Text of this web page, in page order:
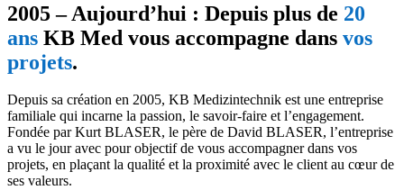
2005 – Aujourd’hui : Depuis plus de 20
ans KB Med vous accompagne dans vos
projets.
Depuis sa création en 2005, KB Medizintechnik est une entreprise
familiale qui incarne la passion, le savoir-faire et l’engagement.
Fondée par Kurt BLASER, le père de David BLASER, l’entreprise
a vu le jour avec pour objectif de vous accompagner dans vos
projets, en plaçant la qualité et la proximité avec le client au cœur de
ses valeurs.